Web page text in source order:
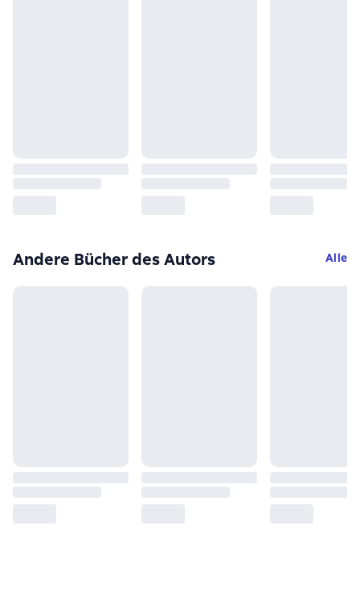
Andere Bücher des Autors Alle